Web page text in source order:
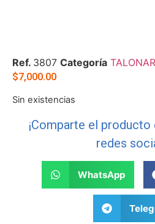
Ref. 3807 Categoría
$7,000.00
Sin existencias
¡Comparte el
redes
WhatsApp